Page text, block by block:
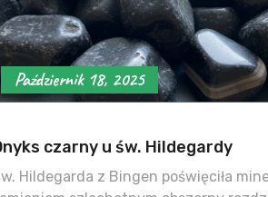
Październik 18, 2025
czarny u św. Hildegardy
Hildegarda z Bingen poświęciła